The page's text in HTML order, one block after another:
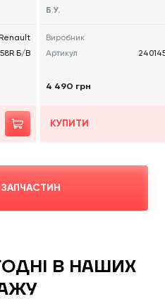
Б/В
R Б/В
Б.У.
Виробник
Артикул
4 490 грн
КУПИТИ
В НАШИХ